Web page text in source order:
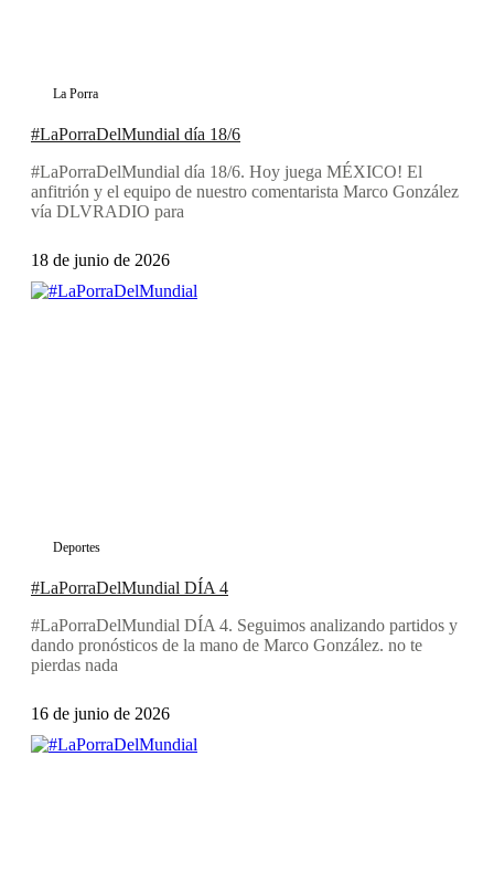
La Porra
#LaPorraDelMundial día 18/6
#LaPorraDelMundial día 18/6. Hoy juega MÉXICO! El
anfitrión y el equipo de nuestro comentarista Marco González
vía DLVRADIO para
18 de junio de 2026
Deportes
#LaPorraDelMundial DÍA 4
#LaPorraDelMundial DÍA 4. Seguimos analizando partidos y
dando pronósticos de la mano de Marco González. no te
pierdas nada
16 de junio de 2026